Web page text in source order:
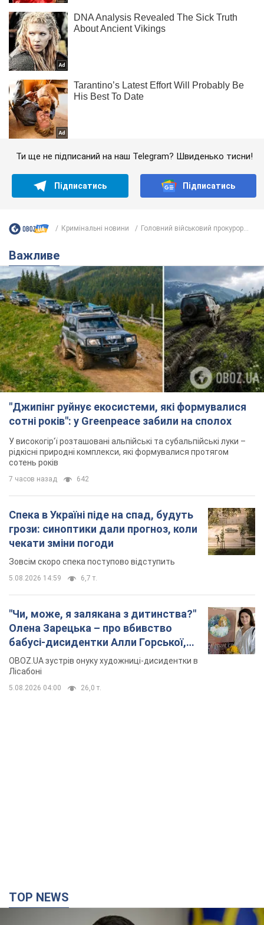
Ти ще не підписаний на наш Telegram? Швиденько тисни!
Підписатись Підписатись
Кримінальні новини Головний військовий прокурор...
Важливе
"Джипінг руйнує екосистеми, які формувалися
сотні років": у Greenpeace забили на сполох
У високогір'ї розташовані альпійські та субальпійські луки –
рідкісні природні комплекси, які формувалися протягом
сотень років
7 часов назад 642
Спека в Україні піде на спад, будуть
грози: синоптики дали прогноз, коли
чекати зміни погоди
Зовсім скоро спека поступово відступить
5.08.2026 14:59 6,7 т.
"Чи, може, я залякана з дитинства?"
Олена Зарецька – про вбивство
бабусі-дисидентки Алли Горської,
критику Дмитра Стуса та втечу в
Португалію з 5 дітьми
OBOZ.UA зустрів онуку художниці-дисидентки в
Лісабоні
5.08.2026 04:00 26,0 т.
TOP NEWS